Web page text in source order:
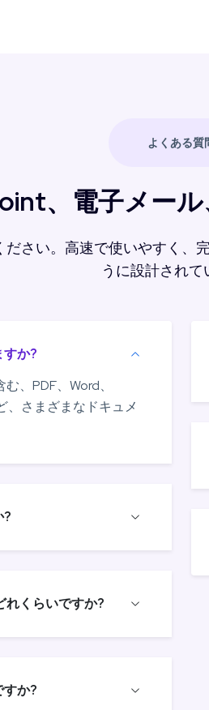
よくある質
、電子メー
さい。高速で使いやすく、
うに設計されて
か?
、PDF、Word、
、さまざまなドキュメ
?
れくらいですか?
か?